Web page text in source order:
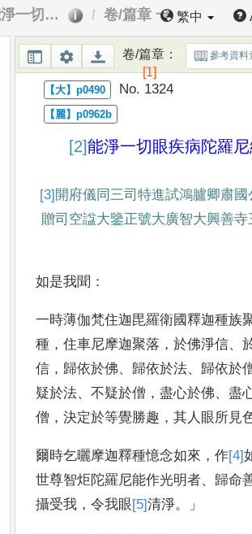
T1324 能淨一切眼疾病陀羅尼經 卷/篇章 一 繁中
卷/篇章：
[1]
參考資料
No. 1324
[2]能淨一切眼疾病陀羅
[3] 開府儀同三司特進試鴻臚卿肅國
贈司空諡大鑒 正號大廣智大興善
如是我聞 ：
一時薄伽梵住迦毘羅衛國釋迦種族
種 ，住車尼摩迦聚落 ，於佛淨信、
信 ， 歸依於佛、 歸依於法、 歸依於
疑於法、不疑於僧 ，盡心於佛、盡
僧 ，決定於等覺勝趣 ，其人眼所見
爾時乞曬摩迦釋種憶念如來 ，作[4]
世尊智炬陀羅尼能作光明者、 歸命
攝受我 ，令我眼[5]清淨。」